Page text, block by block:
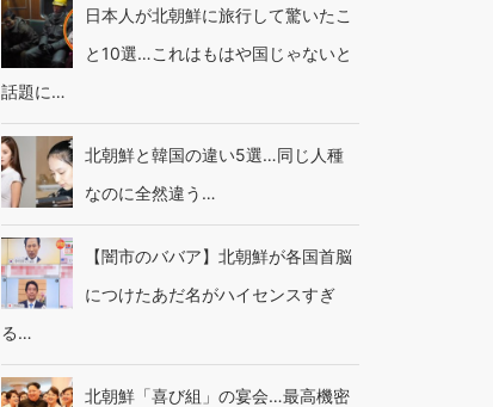
日本人が北朝鮮に旅行して驚いたこ
と10選…これはもはや国じゃないと
話題に…
北朝鮮と韓国の違い5選…同じ人種
なのに全然違う…
【闇市のババア】北朝鮮が各国首脳
につけたあだ名がハイセンスすぎ
る…
北朝鮮「喜び組」の宴会…最高機密